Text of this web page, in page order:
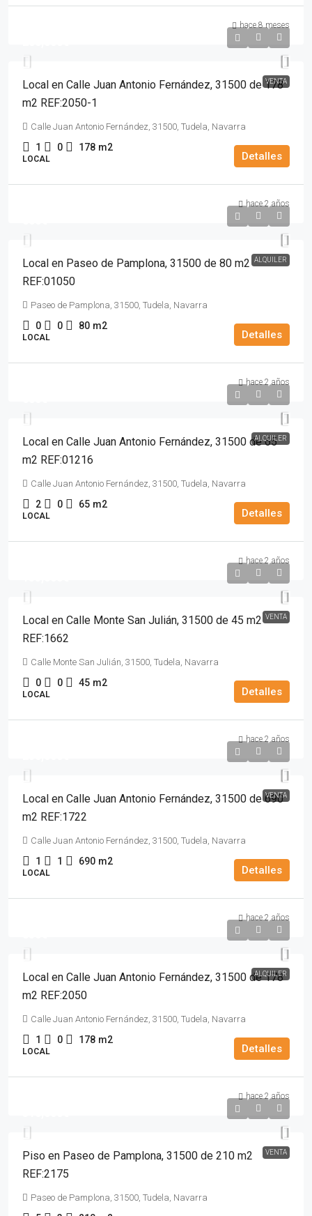
hace 8 meses
VENTA
Local en Calle Juan Antonio Fernández, 31500 de 178
m2 REF:2050-1
Calle Juan Antonio Fernández, 31500, Tudela, Navarra
1 0 178 m2
LOCAL Detalles
hace 2 años
ALQUILER
Local en Paseo de Pamplona, 31500 de 80 m2
REF:01050
Paseo de Pamplona, 31500, Tudela, Navarra
0 0 80 m2
LOCAL Detalles
hace 2 años
ALQUILER
Local en Calle Juan Antonio Fernández, 31500 de 65
m2 REF:01216
Calle Juan Antonio Fernández, 31500, Tudela, Navarra
2 0 65 m2
LOCAL Detalles
hace 2 años
VENTA
Local en Calle Monte San Julián, 31500 de 45 m2
REF:1662
Calle Monte San Julián, 31500, Tudela, Navarra
0 0 45 m2
LOCAL Detalles
hace 2 años
VENTA
Local en Calle Juan Antonio Fernández, 31500 de 690
m2 REF:1722
Calle Juan Antonio Fernández, 31500, Tudela, Navarra
1 1 690 m2
LOCAL Detalles
hace 2 años
ALQUILER
Local en Calle Juan Antonio Fernández, 31500 de 178
m2 REF:2050
Calle Juan Antonio Fernández, 31500, Tudela, Navarra
1 0 178 m2
LOCAL Detalles
hace 2 años
VENTA
Piso en Paseo de Pamplona, 31500 de 210 m2
REF:2175
Paseo de Pamplona, 31500, Tudela, Navarra